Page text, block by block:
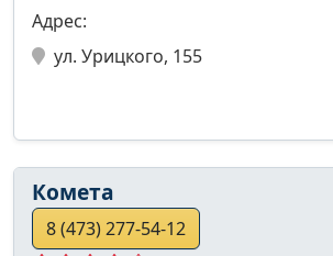
Адрес:
ул. Урицкого, 155
Комета
8 (473) 277-54-12